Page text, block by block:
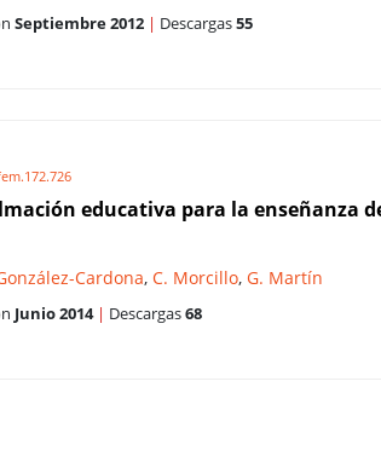
Septiembre 2012 | Descargas55
educativa para la enseñanza
Cardona, C. Morcillo, G. Martín
Junio 2014 | Descargas68